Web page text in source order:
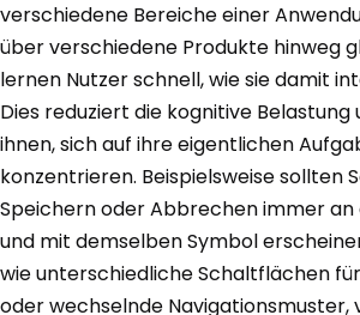
verschiedene Bereiche einer
über verschiedene Produkte hinweg
lernen Nutzer schnell, wie sie damit
Dies reduziert die kognitive
ihnen, sich auf ihre eigentlichen
konzentrieren. Beispielsweise sollten
Speichern oder Abbrechen immer
und mit demselben Symbol
wie unterschiedliche Schaltflächen
oder wechselnde Navigationsmuster,